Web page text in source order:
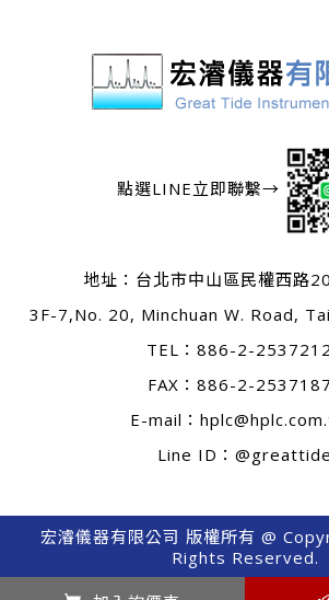
點選LINE立即聯繫→
地址： 台北市中山區民權西路
3F-7,No. 20, Minchuan W. Road,
TEL： 886-2-
FAX：886-2-
E-mail：
Line ID：@greattide
宏濬儀器有限公司 版權所有 @
Rights Reserved.